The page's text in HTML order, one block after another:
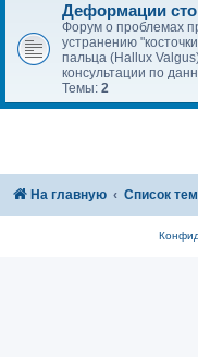
Деформации
Форум о проблемах
устранению
пальца (Hallux
консультации по
Темы: 2
На главную Список тем